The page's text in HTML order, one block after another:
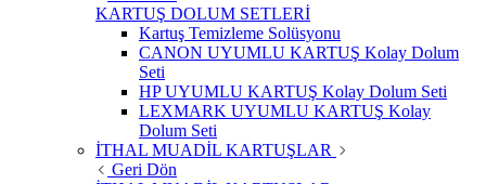
KARTUŞ DOLUM SETLERİ
Kartuş Temizleme Solüsyonu
CANON UYUMLU KARTUŞ Kolay Dolum
Seti
HP UYUMLU KARTUŞ Kolay Dolum Seti
LEXMARK UYUMLU KARTUŞ Kolay
Dolum Seti
İTHAL MUADİL KARTUŞLAR
Geri Dön